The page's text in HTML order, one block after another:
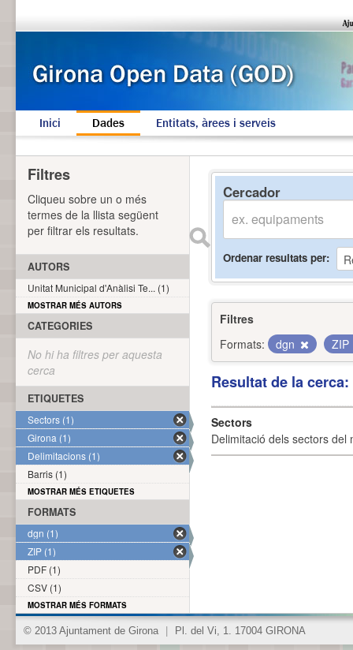
Inici Dades Entitats, àrees i serveis
Cercador
Ordenar resultats per
Filtres
Formats:
dgn ZIP
Resultat de la
Sectors
Delimitació dels sectors del
Filtres
Cliqueu sobre un o més
termes de la llista següent
per filtrar els resultats.
AUTORS
Unitat Municipal d'Anàlisi Te... (1)
MOSTRAR MÉS AUTORS
CATEGORIES
No hi ha filtres per aquesta
cerca
ETIQUETES
Sectors (1)
Girona (1)
Delimitacions (1)
Barris (1)
MOSTRAR MÉS ETIQUETES
FORMATS
dgn (1)
ZIP (1)
PDF (1)
CSV (1)
MOSTRAR MÉS FORMATS
© 2013 Ajuntament de Girona Pl. del Vi, 1. 17004 GIRONA